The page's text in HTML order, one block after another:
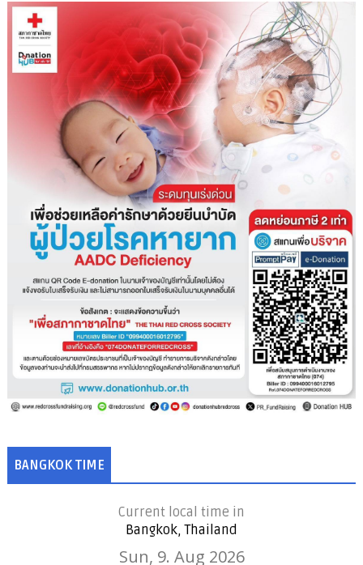
BANGKOK TIME
Current local time in
Bangkok, Thailand